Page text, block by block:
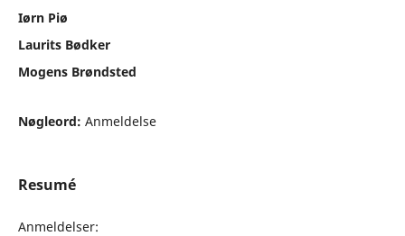
Iørn Piø
Laurits Bødker
Mogens Brøndsted
Nøgleord: Anmeldelse
Resumé
Anmeldelser: